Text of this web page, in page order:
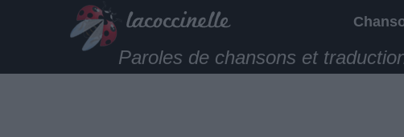
Paroles de chansons et